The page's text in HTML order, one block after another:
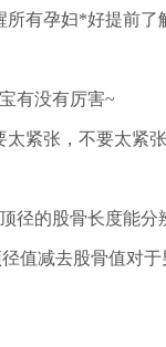
有孕妇*好提前
有没有厉害~
紧张，不要太紧
径的股骨长度能分
值减去股骨值对